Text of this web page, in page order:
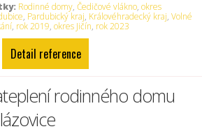
Rodinné domy,Čedičové vlákno,okres
, Pardubický kraj, Královéhradecký kraj,Volné
, rok 2019,okres Jičín, rok 2023
Detail reference
rodinného domu